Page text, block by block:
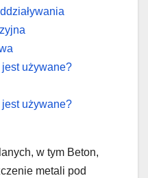
jest używane?
jest używane?
w tym Beton,
metali pod